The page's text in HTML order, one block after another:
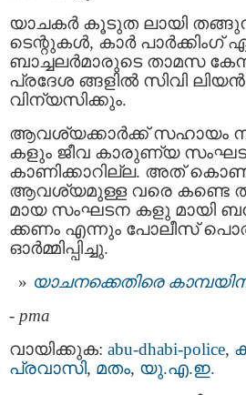
യാചകര്‍ കൂടുത ലായി
ടെന്റുകള്‍, കാര്‍ പാര്‍ക്കിംഗ്
ബാച്ചലർമാരുടെ താമസ
പ്രദേശ ങ്ങളില്‍ സിവി
വിന്യസിക്കും.
ആവശ്യക്കാർക്ക് സഹായം
കളും ജീവ കാരുണ്യ
കാണിക്കാറില്ല. അത്
ആവശ്യമുള്ള വരെ കണ്ടെ
മായ സംഘടന കളു മായി
ക്കണം എന്നും പോലീസ്
ഓർമ്മിപ്പിച്ചു.
യാചനക്കെതിരെ
- pma
വായിക്കുക: abu-dhabi-police,
പ്രവാസി, മതം, യു.എ.ഇ.